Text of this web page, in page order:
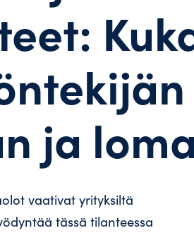
ja
vaativat yrityksiltä
tässä tilanteessa